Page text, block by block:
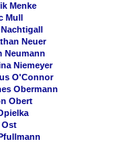
Menke
Mull
Nachtigall
Neuer
Neumann
Niemeyer
O'Connor
Obermann
Obert
Ost